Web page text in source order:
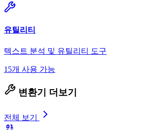
유틸리티
텍스트 분석 및 유틸리티 도구
15개 사용 가능
변환기 더보기
전체 보기